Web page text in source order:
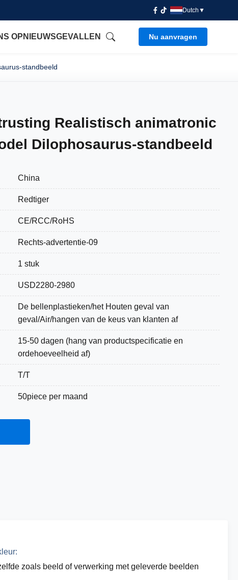
Dutch ▼
OP NIEUWSGEVALLEN Nu aanvragen
standbeeld
Realistisch animatronic
Dilophosaurus-standbeeld
China
Redtiger
CE/RCC/RoHS
Rechts-advertentie-09
1 stuk
USD2280-2980
De bellenplastieken/het Houten geval van
geval/Air/hangen van de keus van klanten af
15-50 dagen (hang van productspecificatie en
ordehoeveelheid af)
T/T
50piece per maand
zoals beeld of verwerking met geleverde beelden